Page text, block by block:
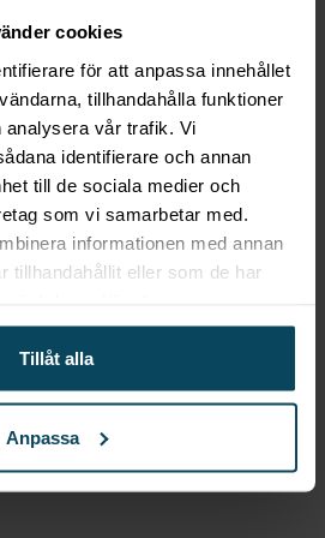
cookies
för att anpassa innehållet
tillhandahålla funktioner
vår trafik. Vi
identifierare och annan
till de sociala medier och
som vi samarbetar med.
informationen med annan
tillhandahållit eller som de har
Tillåt alla
Anpassa
Borås!